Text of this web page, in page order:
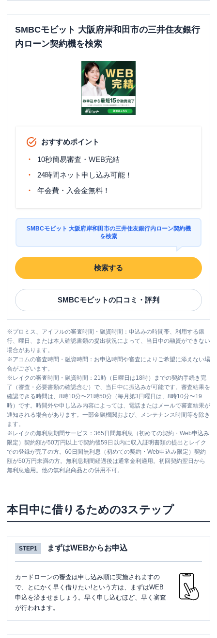
SMBCモビット 大阪府岸和田市の三井住友銀行
内ローン契約機を検索
おすすめポイント
10秒簡易審査・WEB完結
24時間ネット申し込み可能！
年会費・入会金無料！
SMBCモビット 大阪府岸和田市の三井住友銀行内ローン契約機
を検索
検索する
SMBCモビットの口コミ・評判
※プロミス、アイフルの審査時間・融資時間：申込みの時間帯、利用する銀
行、曜日、または本人確認書類の提出状況によって、当日中の融資ができない
場合があります。
※アコムの審査時間・融資時間：お申込時間や審査によりご希望に添えない場
合がございます。
※ レイクの審査時間・融資時間：21時（日曜日は18時）までの契約手続き完
了（審査・必要書類の確認含む）で、当日中に振込みが可能です。審査結果を
確認できる時間は、8時10分〜21時50分（毎月第3日曜日は、8時10分〜19
時）です。時間外や申し込み内容によっては、電話またはメールで審査結果が
通知される場合があります。一部金融機関および、メンテナンス時間等を除き
ます。
※ レイクの無利息期間サービス：365日間無利息（初めての契約・Web申込み
限定）契約額が50万円以上で契約後59日以内に収入証明書類の提出とレイク
での登録が完了の方。60日間無利息（初めての契約・Web申込み限定）契約
額が50万円未満の方。無利息期間経過後は通常金利適用。初回契約翌日から
無利息適用。他の無利息商品との併用不可。
本日中に借りるための3ステップ
STEP1 まずはWEBからお申込
カードローンの審査は申し込み順に実施されますの
で、とにかく早く借りたい!という方は、まずはWEB
申込を済ませましょう。早く申し込むほど、早く審査
が行われます。